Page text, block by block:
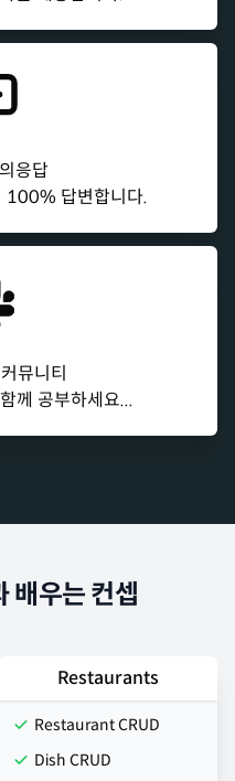
응답
100% 답변합니다.
뮤니티
께 공부하세요...
배우는 컨셉
Restaurants
Restaurant CRUD
Dish CRUD